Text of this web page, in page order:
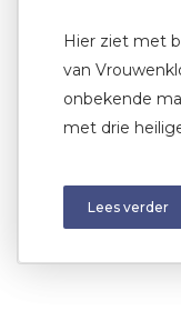
Hier ziet met
van
onbekende
met drie
Lees verder